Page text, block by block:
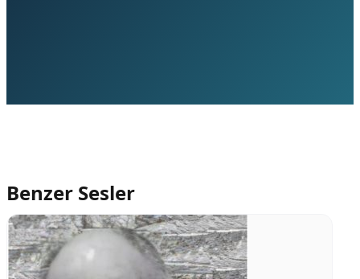
Benzer Sesler